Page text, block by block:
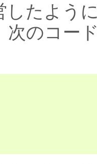
したよう
次のコー